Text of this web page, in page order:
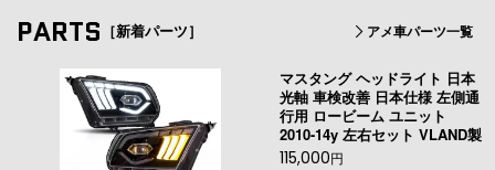
PARTS ［新着パーツ］ アメ車パーツ一覧
マスタング ヘッドライト 日本
光軸 車検改善 日本仕様 左側通
行用 ロービーム ユニット
2010-14y 左右セット VLAND製
115,000円